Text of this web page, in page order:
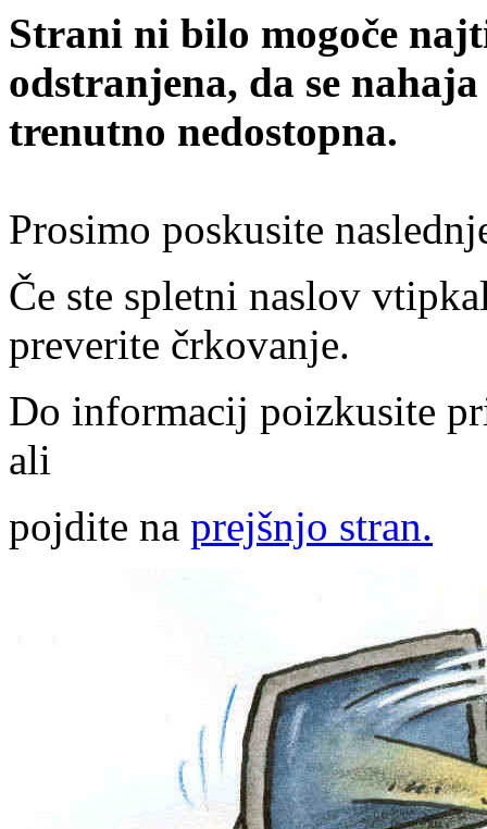
Strani ni bilo mogoče
odstranjena, da se
trenutno nedostopna.
Prosimo poskusite
Če ste spletni naslov
preverite črkovanje.
Do informacij poizkusite
ali
pojdite na prejšnjo stran.